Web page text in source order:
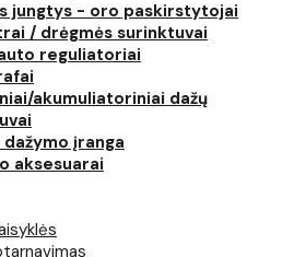
jungtys - oro paskirstytojai
/ drėgmės surinktuvai
reguliatoriai
akumuliatoriniai dažų
įranga
aksesuarai